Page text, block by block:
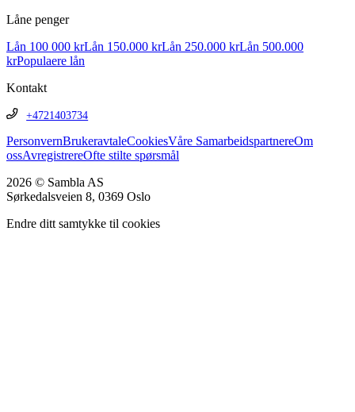
Låne penger
Lån 100 000 krLån 150.000 krLån 250.000 krLån 500.000
krPopulaere lån
Kontakt
+4721403734
PersonvernBrukeravtaleCookiesVåre SamarbeidspartnereOm
ossAvregistrereOfte stilte spørsmål
2026 © Sambla AS
Sørkedalsveien 8, 0369 Oslo
Endre ditt samtykke til cookies